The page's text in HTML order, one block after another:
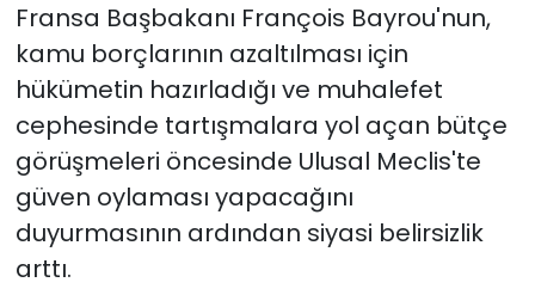
Fransa Başbakanı François Bayrou'nun,
kamu borçlarının azaltılması için
hükümetin hazırladığı ve muhalefet
cephesinde tartışmalara yol açan bütçe
görüşmeleri öncesinde Ulusal Meclis'te
güven oylaması yapacağını
duyurmasının ardından siyasi belirsizlik
arttı.